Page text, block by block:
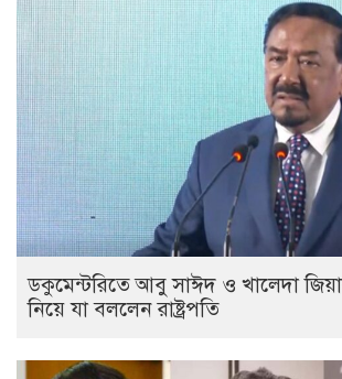
ডকুমেন্টরিতে আবু সাঈদ ও খালেদা
নিয়ে যা বললেন রাষ্ট্রপতি